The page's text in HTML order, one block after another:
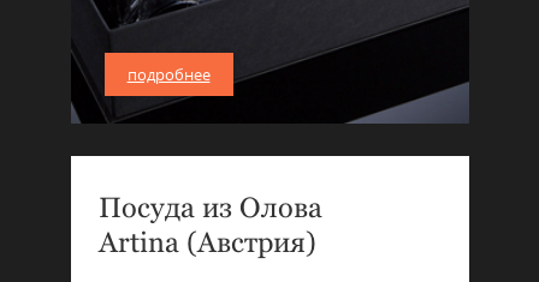
подробнее
Посуда из Олова
Artina (Австрия)